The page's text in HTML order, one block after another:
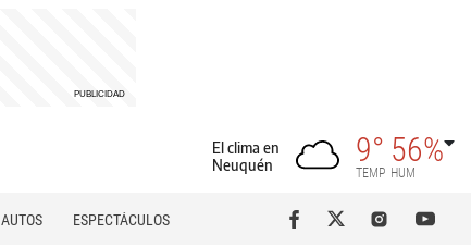
El clima en
Neuquén
9°
TEMP
56%
HUM
AUTOS
ESPECTÁCULOS